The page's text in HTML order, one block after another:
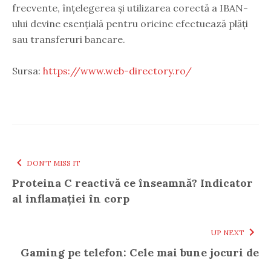
frecvente, înțelegerea și utilizarea corectă a IBAN-
ului devine esențială pentru oricine efectuează plăți
sau transferuri bancare.
Sursa: https://www.web-directory.ro/
DON'T MISS IT
Proteina C reactivă ce înseamnă? Indicator
al inflamației în corp
UP NEXT
Gaming pe telefon: Cele mai bune jocuri de